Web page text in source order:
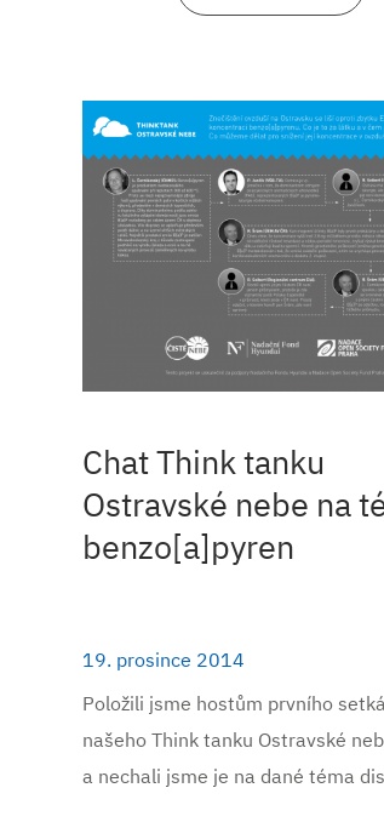
Chat Think tanku
Ostravské nebe na
benzo[a]pyren
19. prosince 2014
Položili jsme hostům prvního
našeho Think tanku Ostravské
a nechali jsme je na dané téma